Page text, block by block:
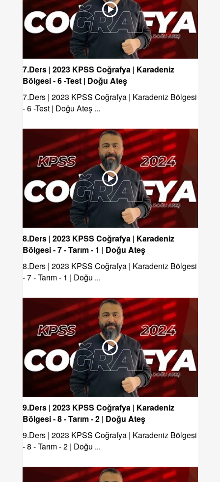
7.Ders | 2023 KPSS Coğrafya | Karadeniz
Bölgesi - 6 -Test | Doğu Ateş
7.Ders | 2023 KPSS Coğrafya | Karadeniz Bölgesi
- 6 -Test | Doğu Ateş ...
8.Ders | 2023 KPSS Coğrafya | Karadeniz
Bölgesi - 7 - Tarım - 1 | Doğu Ateş
8.Ders | 2023 KPSS Coğrafya | Karadeniz Bölgesi
- 7 - Tarım - 1 | Doğu ...
9.Ders | 2023 KPSS Coğrafya | Karadeniz
Bölgesi - 8 - Tarım - 2 | Doğu Ateş
9.Ders | 2023 KPSS Coğrafya | Karadeniz Bölgesi
- 8 - Tarım - 2 | Doğu ...